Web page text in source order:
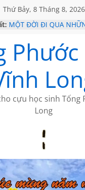
Thứ Bảy, 8 Tháng 8, 2026
MỘT ĐỜI ĐI QUA
KHÔNG ĐỀ 19 CỦA
CHÙM THƠ CỦA BÍCH
GIÃ TỪ ĐÀ LẠT của
HỌC SỬ HỒI XƯA
cựu học sinh Tống
Long